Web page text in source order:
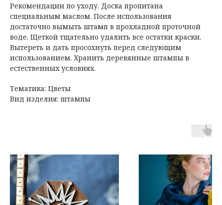
Рекомендации по уходу. Доска пропитана
специальным маслом. После использования
достаточно вымыть штамп в прохладной проточной
воде. Щеткой тщательно удалить все остатки краски.
Вытереть и дать просохнуть перед следующим
использованием. Хранить деревянные штампы в
естественных условиях.
Тематика: Цветы
Вид изделия: штампы